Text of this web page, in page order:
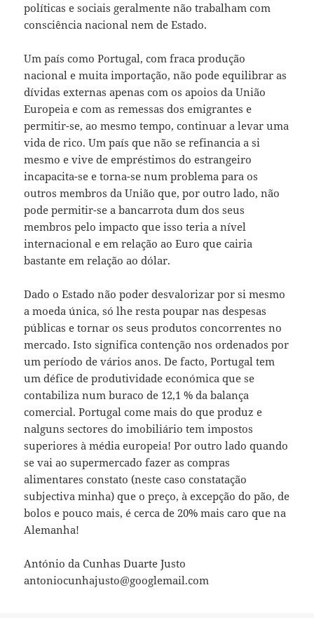
políticas e sociais geralmente não trabalham com
consciência nacional nem de Estado.
Um país como Portugal, com fraca produção
nacional e muita importação, não pode equilibrar as
dívidas externas apenas com os apoios da União
Europeia e com as remessas dos emigrantes e
permitir-se, ao mesmo tempo, continuar a levar uma
vida de rico. Um país que não se refinancia a si
mesmo e vive de empréstimos do estrangeiro
incapacita-se e torna-se num problema para os
outros membros da União que, por outro lado, não
pode permitir-se a bancarrota dum dos seus
membros pelo impacto que isso teria a nível
internacional e em relação ao Euro que cairia
bastante em relação ao dólar.
Dado o Estado não poder desvalorizar por si mesmo
a moeda única, só lhe resta poupar nas despesas
públicas e tornar os seus produtos concorrentes no
mercado. Isto significa contenção nos ordenados por
um período de vários anos. De facto, Portugal tem
um défice de produtividade económica que se
contabiliza num buraco de 12,1 % da balança
comercial. Portugal come mais do que produz e
nalguns sectores do imobiliário tem impostos
superiores à média europeia! Por outro lado quando
se vai ao supermercado fazer as compras
alimentares constato (neste caso constatação
subjectiva minha) que o preço, à excepção do pão, de
bolos e pouco mais, é cerca de 20% mais caro que na
Alemanha!
António da Cunhas Duarte Justo
antoniocunhajusto@googlemail.com